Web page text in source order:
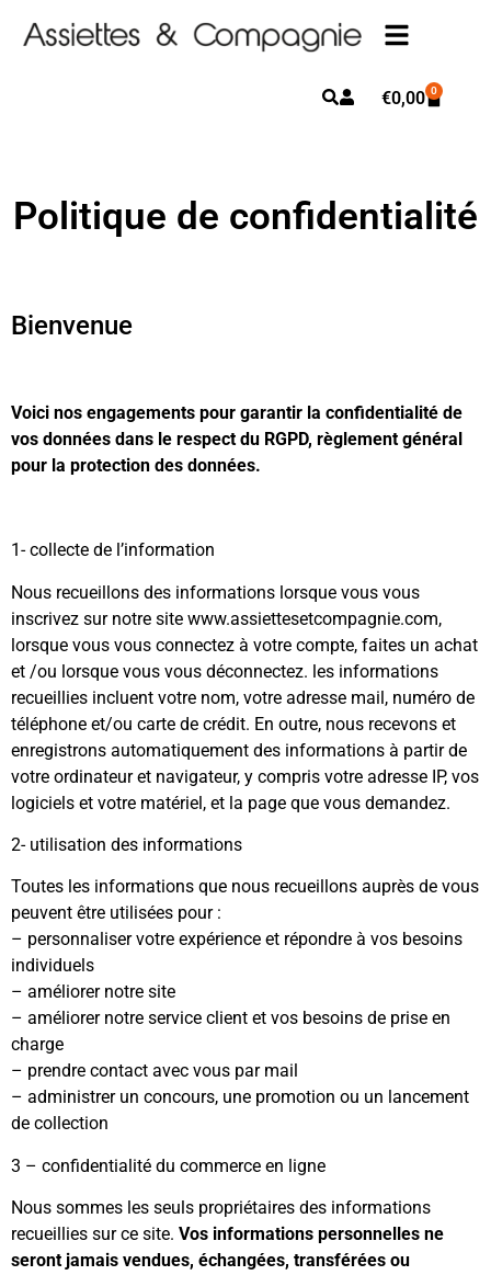
€0,00 0
Politique de confidentialité
Bienvenue
Voici nos engagements pour garantir la confidentialité de
vos données dans le respect du RGPD, règlement général
pour la protection des données.
1- collecte de l’information
Nous recueillons des informations lorsque vous vous
inscrivez sur notre site www.assiettesetcompagnie.com,
lorsque vous vous connectez à votre compte, faites un achat
et /ou lorsque vous vous déconnectez. les informations
recueillies incluent votre nom, votre adresse mail, numéro de
téléphone et/ou carte de crédit. En outre, nous recevons et
enregistrons automatiquement des informations à partir de
votre ordinateur et navigateur, y compris votre adresse IP, vos
logiciels et votre matériel, et la page que vous demandez.
2- utilisation des informations
Toutes les informations que nous recueillons auprès de vous
peuvent être utilisées pour :
– personnaliser votre expérience et répondre à vos besoins
individuels
– améliorer notre site
– améliorer notre service client et vos besoins de prise en
charge
– prendre contact avec vous par mail
– administrer un concours, une promotion ou un lancement
de collection
3 – confidentialité du commerce en ligne
Nous sommes les seuls propriétaires des informations
recueillies sur ce site. Vos informations personnelles ne
seront jamais vendues, échangées, transférées ou